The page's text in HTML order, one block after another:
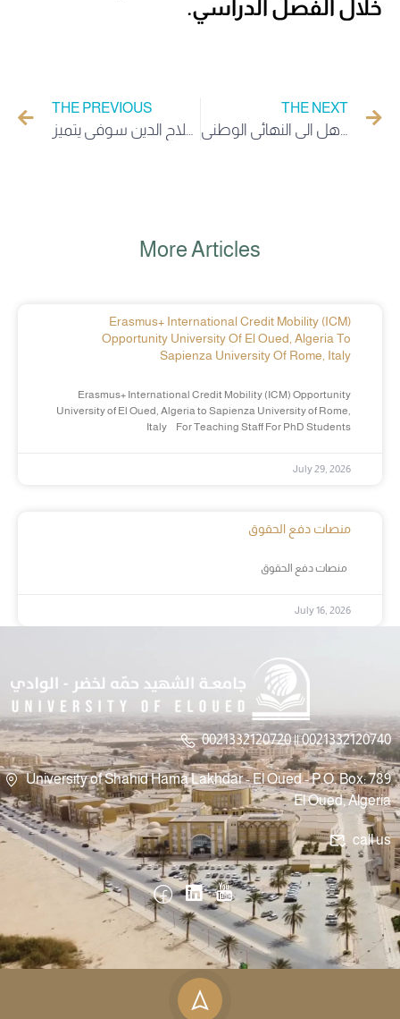
خلال الفصل الدراسي.
THE PREVIOUS THE NEXT
More Articles
Erasmus+ International Credit Mobility (ICM)
Opportunity University Of El Oued, Algeria To
Sapienza University Of Rome, Italy
Erasmus+ International Credit Mobility (ICM) Opportunity
University of El Oued, Algeria to Sapienza University of Rome,
Italy For Teaching Staff For PhD Students
July 29, 2026
منصات دفع الحقوق
July 16, 2026
0021332120720 || 0021332120740
University of Shahid Hama Lakhdar - El Oued - P.O. Box: 789
El Oued, Algeria
call us